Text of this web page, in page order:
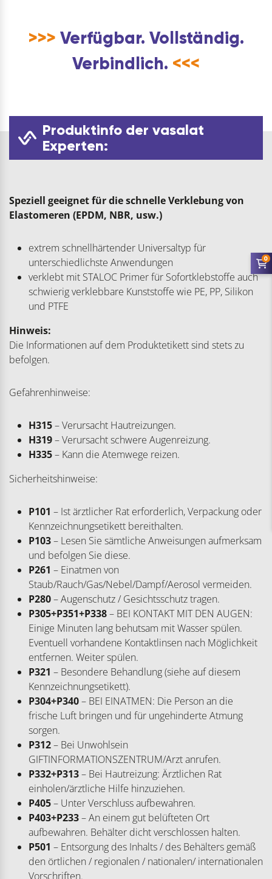
>>> Verfügbar. Vollständig.
Verbindlich. <<<
Produktinfo der vasalat
Experten:
Speziell geeignet für die schnelle Verklebung von
Elastomeren (EPDM, NBR, usw.)
extrem schnellhärtender Universaltyp für
unterschiedlichste Anwendungen
verklebt mit STALOC Primer für Sofortklebstoffe auch
schwierig verklebbare Kunststoffe wie PE, PP, Silikon
und PTFE
Hinweis:
Die Informationen auf dem Produktetikett sind stets zu
befolgen.
Gefahrenhinweise:
H315– Verursacht Hautreizungen.
H319– Verursacht schwere Augenreizung.
H335– Kann die Atemwege reizen.
Sicherheitshinweise:
P101 – Ist ärztlicher Rat erforderlich, Verpackung oder
Kennzeichnungsetikett bereithalten.
P103– Lesen Sie sämtliche Anweisungen aufmerksam
und befolgen Sie diese.
P261 – Einatmen von
Staub/Rauch/Gas/Nebel/Dampf/Aerosol vermeiden.
P280– Augenschutz / Gesichtsschutz tragen.
P305+P351+P338– BEI KONTAKT MIT DEN AUGEN:
Einige Minuten lang behutsam mit Wasser spülen.
Eventuell vorhandene Kontaktlinsen nach Möglichkeit
entfernen. Weiter spülen.
P321 – Besondere Behandlung (siehe auf diesem
Kennzeichnungsetikett).
P304+P340– BEI EINATMEN: Die Person an die
frische Luft bringen und für ungehinderte Atmung
sorgen.
P312– Bei Unwohlsein
GIFTINFORMATIONSZENTRUM/Arzt anrufen.
P332+P313– Bei Hautreizung: Ärztlichen Rat
einholen/ärztliche Hilfe hinzuziehen.
P405– Unter Verschluss aufbewahren.
P403+P233– An einem gut belüfteten Ort
aufbewahren. Behälter dicht verschlossen halten.
P501 – Entsorgung des Inhalts / des Behälters gemäß
den örtlichen / regionalen / nationalen/ internationalen
Vorschriften.
0